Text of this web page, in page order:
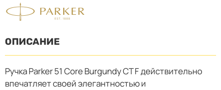
ОПИСАНИЕ
Ручка Parker 51 Core Burgundy CT F действительно
впечатляет своей элегантностью и